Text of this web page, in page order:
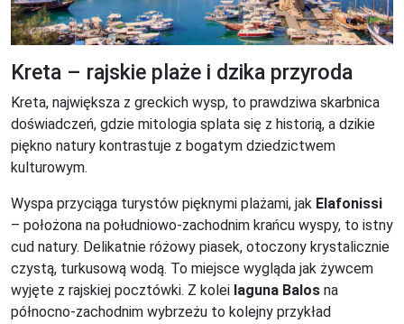
Kreta – rajskie plaże i dzika przyroda
Kreta, największa z greckich wysp, to prawdziwa skarbnica
doświadczeń, gdzie mitologia splata się z historią, a dzikie
piękno natury kontrastuje z bogatym dziedzictwem
kulturowym.
Wyspa przyciąga turystów pięknymi plażami, jak Elafonissi
– położona na południowo-zachodnim krańcu wyspy, to istny
cud natury. Delikatnie różowy piasek, otoczony krystalicznie
czystą, turkusową wodą. To miejsce wygląda jak żywcem
wyjęte z rajskiej pocztówki. Z kolei laguna Balos na
północno-zachodnim wybrzeżu to kolejny przykład